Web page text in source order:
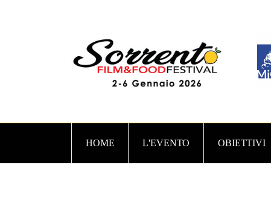
HOME L'EVENTO OBIETTIVI